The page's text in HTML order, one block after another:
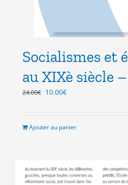
Socialismes et
au XIXè siècle
24.00€ Le
10.00€Le
est :
Ajouter au panier